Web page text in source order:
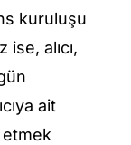
kuruluşu
ise, alıcı,
ait
etmek